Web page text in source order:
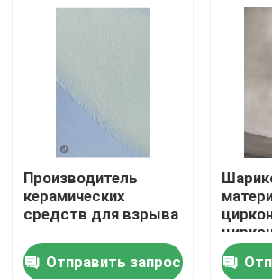
Главная страница
Продукция
О Компании
Производитель
керамических
средств для взрыва
Отправить запрос
3,0 мм.